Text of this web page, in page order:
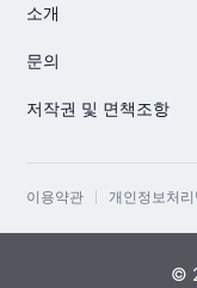
소개
문의
저작권 및 면책조항
이용약관 개인정보처리
©